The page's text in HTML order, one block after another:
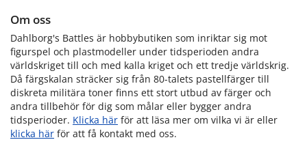
Om oss
Dahlborg's Battles är hobbybutiken som inriktar sig mot
figurspel och plastmodeller under tidsperioden andra
världskriget till och med kalla kriget och ett tredje världskrig.
Då färgskalan sträcker sig från 80-talets pastellfärger till
diskreta militära toner finns ett stort utbud av färger och
andra tillbehör för dig som målar eller bygger andra
tidsperioder. Klicka här för att läsa mer om vilka vi är eller
klicka här för att få kontakt med oss.